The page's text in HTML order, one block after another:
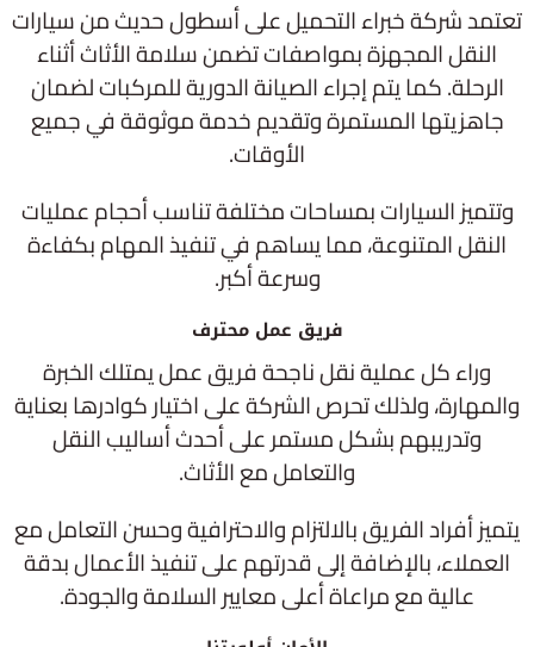
تعتمد شركة خبراء التحميل على أسطول حديث من سيارات
النقل المجهزة بمواصفات تضمن سلامة الأثاث أثناء
الرحلة. كما يتم إجراء الصيانة الدورية للمركبات لضمان
جاهزيتها المستمرة وتقديم خدمة موثوقة في جميع
الأوقات.
وتتميز السيارات بمساحات مختلفة تناسب أحجام عمليات
النقل المتنوعة، مما يساهم في تنفيذ المهام بكفاءة
وسرعة أكبر.
فريق عمل محترف
وراء كل عملية نقل ناجحة فريق عمل يمتلك الخبرة
والمهارة، ولذلك تحرص الشركة على اختيار كوادرها بعناية
وتدريبهم بشكل مستمر على أحدث أساليب النقل
والتعامل مع الأثاث.
يتميز أفراد الفريق بالالتزام والاحترافية وحسن التعامل مع
العملاء، بالإضافة إلى قدرتهم على تنفيذ الأعمال بدقة
عالية مع مراعاة أعلى معايير السلامة والجودة.